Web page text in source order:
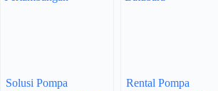
Solusi Pompa
Rental Pompa